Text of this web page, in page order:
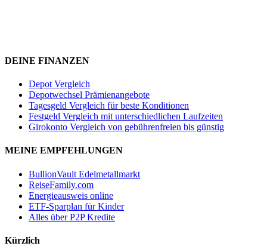
DEINE FINANZEN
Depot Vergleich
Depotwechsel Prämienangebote
Tagesgeld Vergleich für beste Konditionen
Festgeld Vergleich mit unterschiedlichen Laufzeiten
Girokonto Vergleich von gebührenfreien bis günstig
MEINE EMPFEHLUNGEN
BullionVault Edelmetallmarkt
ReiseFamily.com
Energieausweis online
ETF-Sparplan für Kinder
Alles über P2P Kredite
Kürzlich